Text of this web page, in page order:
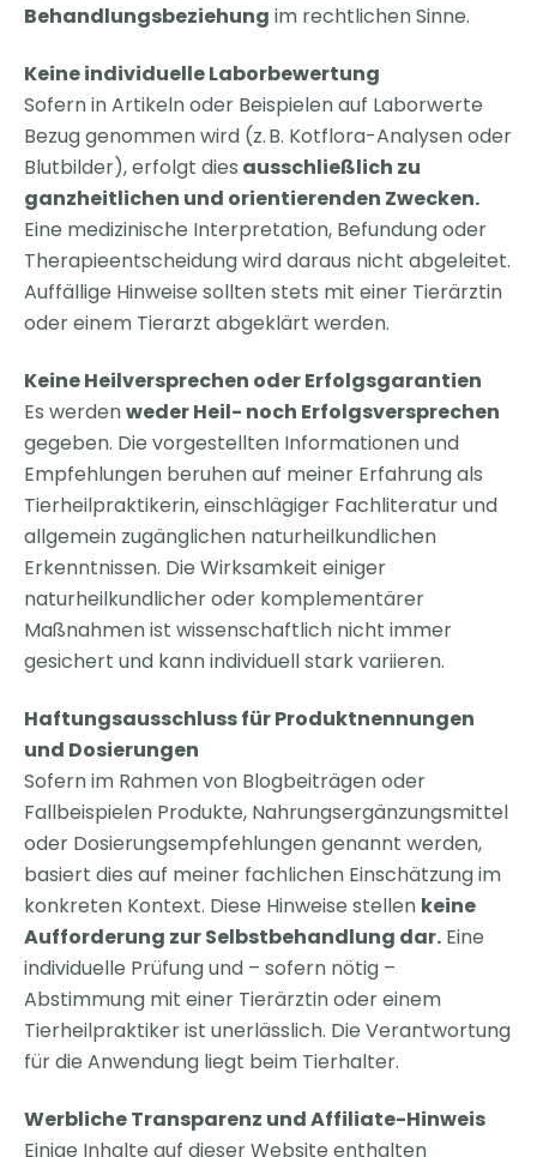
Behandlungsbeziehung im rechtlichen Sinne.
Keine individuelle Laborbewertung
Sofern in Artikeln oder Beispielen auf Laborwerte
Bezug genommen wird (z. B. Kotflora-Analysen oder
Blutbilder), erfolgt dies ausschließlich zu
ganzheitlichen und orientierenden Zwecken.
Eine medizinische Interpretation, Befundung oder
Therapieentscheidung wird daraus nicht abgeleitet.
Auffällige Hinweise sollten stets mit einer Tierärztin
oder einem Tierarzt abgeklärt werden.
Keine Heilversprechen oder Erfolgsgarantien
Es werdenweder Heil- noch Erfolgsversprechen
gegeben. Die vorgestellten Informationen und
Empfehlungen beruhen auf meiner Erfahrung als
Tierheilpraktikerin, einschlägiger Fachliteratur und
allgemein zugänglichen naturheilkundlichen
Erkenntnissen. Die Wirksamkeit einiger
naturheilkundlicher oder komplementärer
Maßnahmen ist wissenschaftlich nicht immer
gesichert und kann individuell stark variieren.
Haftungsausschluss für Produktnennungen
und Dosierungen
Sofern im Rahmen von Blogbeiträgen oder
Fallbeispielen Produkte, Nahrungsergänzungsmittel
oder Dosierungsempfehlungen genannt werden,
basiert dies auf meiner fachlichen Einschätzung im
konkreten Kontext. Diese Hinweise stellen keine
Aufforderung zur Selbstbehandlung dar. Eine
individuelle Prüfung und – sofern nötig –
Abstimmung mit einer Tierärztin oder einem
Tierheilpraktiker ist unerlässlich. Die Verantwortung
für die Anwendung liegt beim Tierhalter.
Werbliche Transparenz und Affiliate-Hinweis
Einige Inhalte auf dieser Website enthalten